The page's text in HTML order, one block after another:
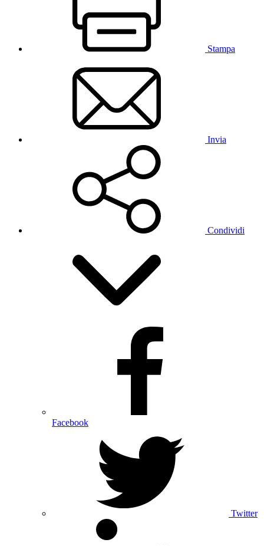
Stampa
Invia
Condividi
Facebook
Twitter